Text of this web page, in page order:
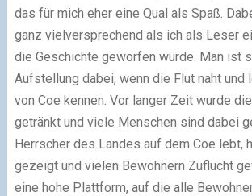
das für mich eher eine Qual als Spaß.
ganz vielversprechend als ich als Leser
die Geschichte geworfen wurde. Man ist
Aufstellung dabei, wenn die Flut naht und
von Coe kennen. Vor langer Zeit wurde
getränkt und viele Menschen sind dabei
Herrscher des Landes auf dem Coe lebt,
gezeigt und vielen Bewohnern Zuflucht
eine hohe Plattform, auf die alle